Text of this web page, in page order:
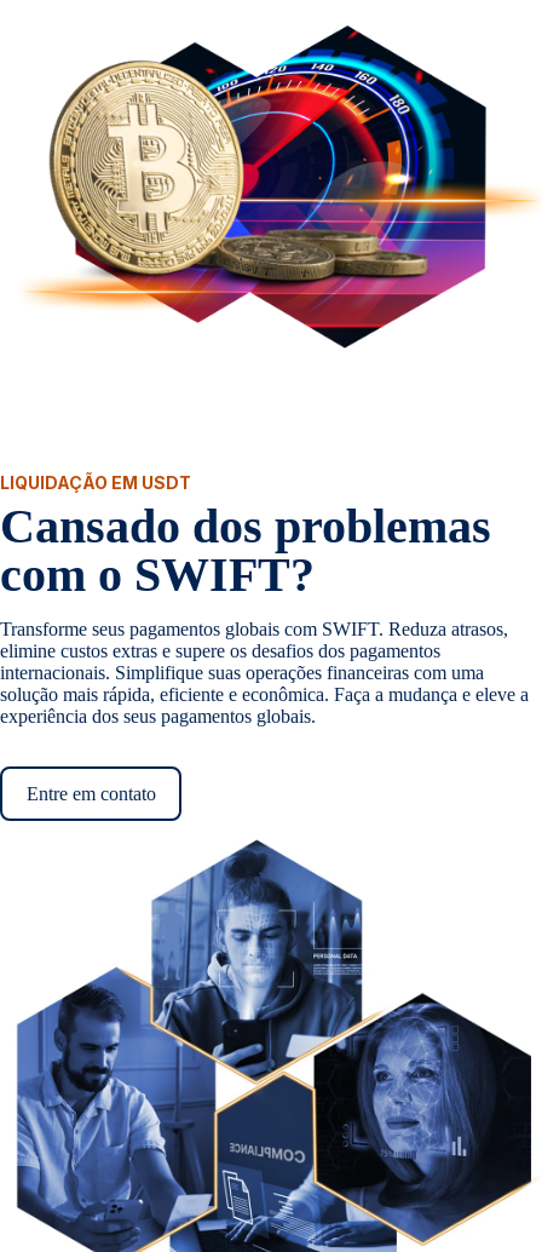
LIQUIDAÇÃO EM USDT
Cansado dos problemas
com o SWIFT?
Transforme seus pagamentos globais com SWIFT. Reduza atrasos,
elimine custos extras e supere os desafios dos pagamentos
internacionais. Simplifique suas operações financeiras com uma
solução mais rápida, eficiente e econômica. Faça a mudança e eleve a
experiência dos seus pagamentos globais.
Entre em contato